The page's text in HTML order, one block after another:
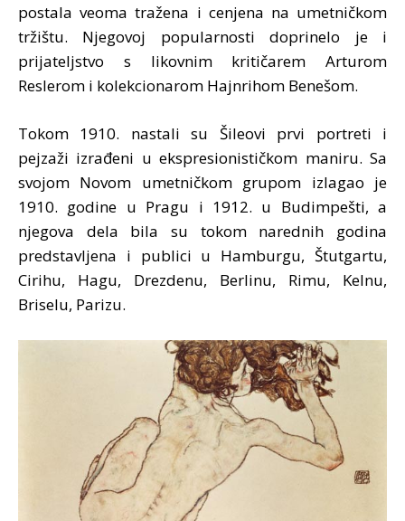
postala veoma tražena i cenjena na umetničkom
tržištu. Njegovoj popularnosti doprinelo je i
prijateljstvo s likovnim kritičarem Arturom
Reslerom i kolekcionarom Hajnrihom Benešom.
Tokom 1910. nastali su Šileovi prvi portreti i
pejzaži izrađeni u ekspresionističkom maniru. Sa
svojom Novom umetničkom grupom izlagao je
1910. godine u Pragu i 1912. u Budimpešti, a
njegova dela bila su tokom narednih godina
predstavljena i publici u Hamburgu, Štutgartu,
Cirihu, Hagu, Drezdenu, Berlinu, Rimu, Kelnu,
Briselu, Parizu.